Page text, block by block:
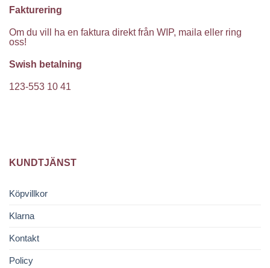
Fakturering
Om du vill ha en faktura direkt från WIP, maila eller ring
oss!
Swish betalning
123-553 10 41
KUNDTJÄNST
Köpvillkor
Klarna
Kontakt
Policy